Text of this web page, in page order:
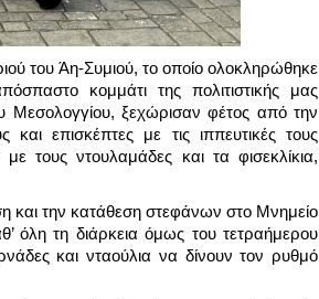
του Άη-Συμιού, το οποίο ολοκληρώθηκε
κομμάτι της πολιτιστικής μας
Μεσολογγίου, ξεχώρισαν φέτος από την
επισκέπτες με τις ιππευτικές τους
τους ντουλαμάδες και τα φισεκλίκια,
και την κατάθεση στεφάνων στο Μνημείο
όλη τη διάρκεια όμως του τετραήμερου
και νταούλια να δίνουν τον ρυθμό